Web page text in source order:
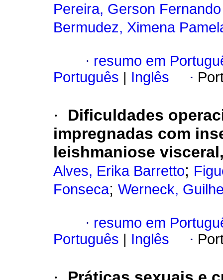
Pereira, Gerson
Bermudez, Ximena
· resumo em
Português
Inglês ·
·
Dificuldades
impregnadas com
leishmaniose
Alves, Erika Barretto;
Fonseca; Werneck,
· resumo em
Português
Inglês ·